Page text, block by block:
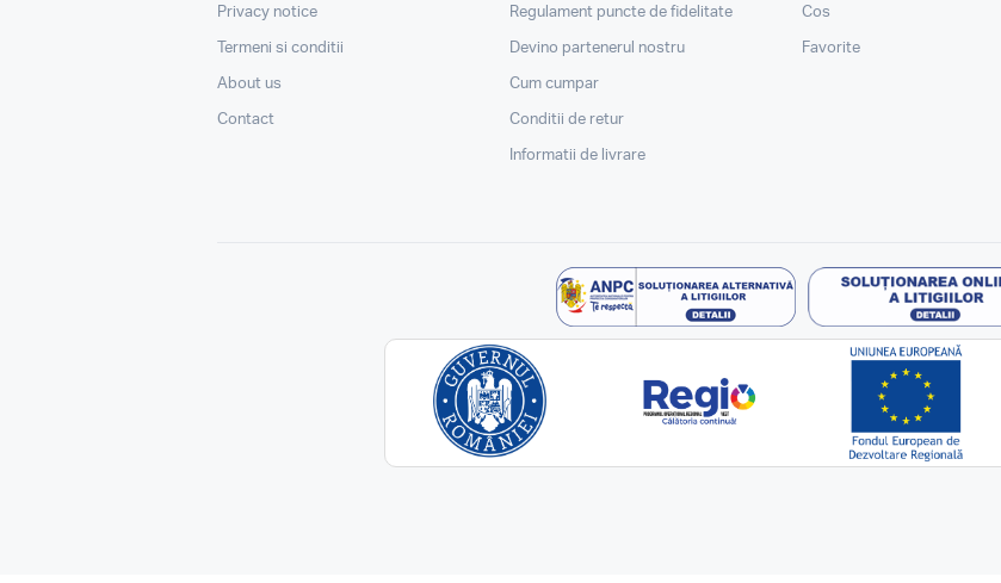
Privacy notice
Termeni si conditii
About us
Contact
Regulament puncte de fidelitate
Devino partenerul nostru
Cum cumpar
Conditii de retur
Informatii de livrare
Cos
Favorite